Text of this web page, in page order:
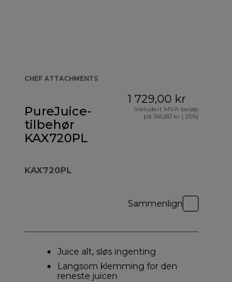
CHEF ATTACHMENTS
PureJuice-
tilbehør
KAX720PL
KAX720PL
1 729,00 kr
Inkludert MVA-beløp
på 345,80 kr ( 25%)
Sammenlign
Juice alt, sløs ingenting
Langsom klemming for den
reneste juicen